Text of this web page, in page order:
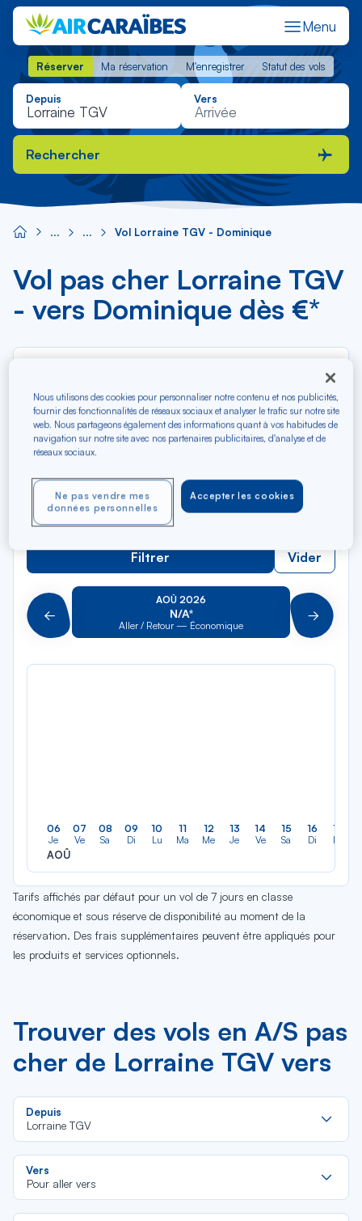
Menu
Réserver Ma réservation M'enregistrer Statut des vols
Réserver Ma réservation M'enregistrer Statut des vols
Depuis Vers
Rechercher
Vol Lorraine TGV - Dominique
Vol pas cher Lorraine TGV
- vers Dominique dès €*
Lorraine TGV
la
liste
Vers
Pour aller vers
Type de trajet
Aller-Retour Aller simple
Filtrer Vider
Précédent
AOÛ 2026
N/A*
Aller / Retour — Économique Suivant
06
Je
AOÛ
07
Ve
08
Sa
09
Di
10
Lu
11
Ma
12
Me
13
Je
14
Ve
15
Sa
16
Di
17
Lu
Tarifs affichés par défaut pour un vol de 7 jours en classe
économique et sous réserve de disponibilité au moment de la
réservation. Des frais supplémentaires peuvent être appliqués pour
les produits et services optionnels.
Trouver des vols en A/S pas
cher de Lorraine TGV vers
Depuis
Lorraine TGV
Vers
Pour aller vers
Nous utilisons des cookies pour personnaliser notre contenu et nos publicités,
fournir des fonctionnalités de réseaux sociaux et analyser le trafic sur notre site
web. Nous partageons également des informations quant à vos habitudes de
navigation sur notre site avec nos partenaires publicitaires, d'analyse et de
réseaux sociaux.
Accepter les cookies
Ne pas vendre mes
données personnelles